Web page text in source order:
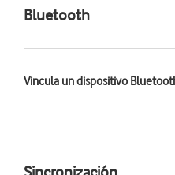
Bluetooth
Vincula un dispositivo